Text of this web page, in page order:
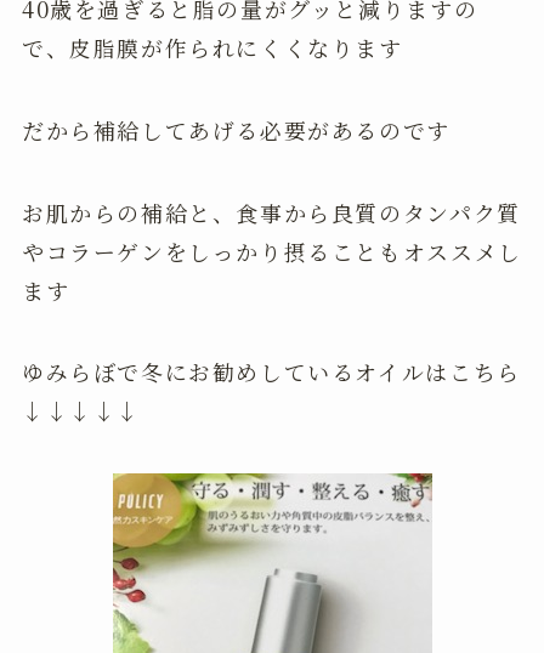
40歳を過ぎると脂の量がグッと減りますの
で、皮脂膜が作られにくくなります
だから補給してあげる必要があるのです
お肌からの補給と、食事から良質のタンパク質
やコラーゲンをしっかり摂ることもオススメし
ます
ゆみらぼで冬にお勧めしているオイルはこちら
↓↓↓↓↓